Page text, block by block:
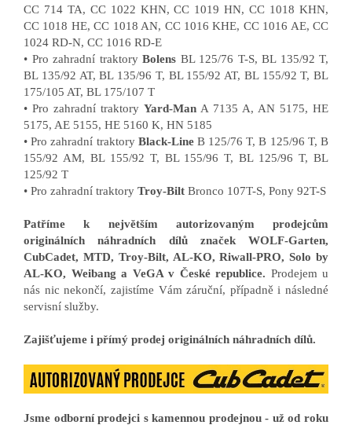
CC 714 TA, CC 1022 KHN, CC 1019 HN, CC 1018 KHN,
CC 1018 HE, CC 1018 AN, CC 1016 KHE, CC 1016 AE, CC
1024 RD-N, CC 1016 RD-E
• Pro zahradní traktory Bolens BL 125/76 T-S, BL 135/92 T,
BL 135/92 AT, BL 135/96 T, BL 155/92 AT, BL 155/92 T, BL
175/105 AT, BL 175/107 T
• Pro zahradní traktory Yard-Man A 7135 A, AN 5175, HE
5175, AE 5155, HE 5160 K, HN 5185
• Pro zahradní traktory Black-LineB 125/76 T, B 125/96 T, B
155/92 AM, BL 155/92 T, BL 155/96 T, BL 125/96 T, BL
125/92 T
• Pro zahradní traktory Troy-Bilt Bronco 107T-S, Pony 92T-S
Patříme k největším autorizovaným prodejcům
originálních náhradních dílů značek WOLF-Garten,
CubCadet, MTD, Troy-Bilt, AL-KO, Riwall-PRO, Solo by
AL-KO, Weibang a VeGA v České republice. Prodejem u
nás nic nekončí, zajistíme Vám záruční, případně i následné
servisní služby.
Zajišťujeme i přímý prodej originálních náhradních dílů.
Jsme odborní prodejci s kamennou prodejnou - už od roku